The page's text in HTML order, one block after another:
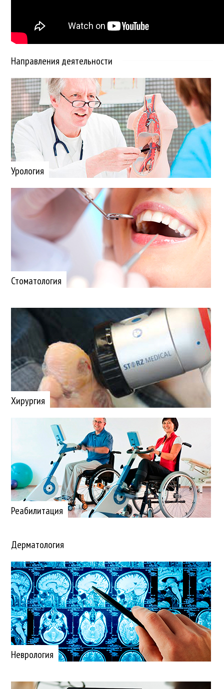
Направления деятельности
Урология
Стоматология
Хирургия
Реабилитация
Дерматология
Неврология